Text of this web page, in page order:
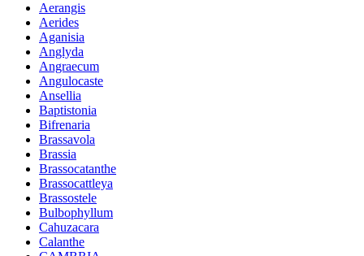
Aerangis
Aerides
Aganisia
Anglyda
Angraecum
Angulocaste
Ansellia
Baptistonia
Bifrenaria
Brassavola
Brassia
Brassocatanthe
Brassocattleya
Brassostele
Bulbophyllum
Cahuzacara
Calanthe